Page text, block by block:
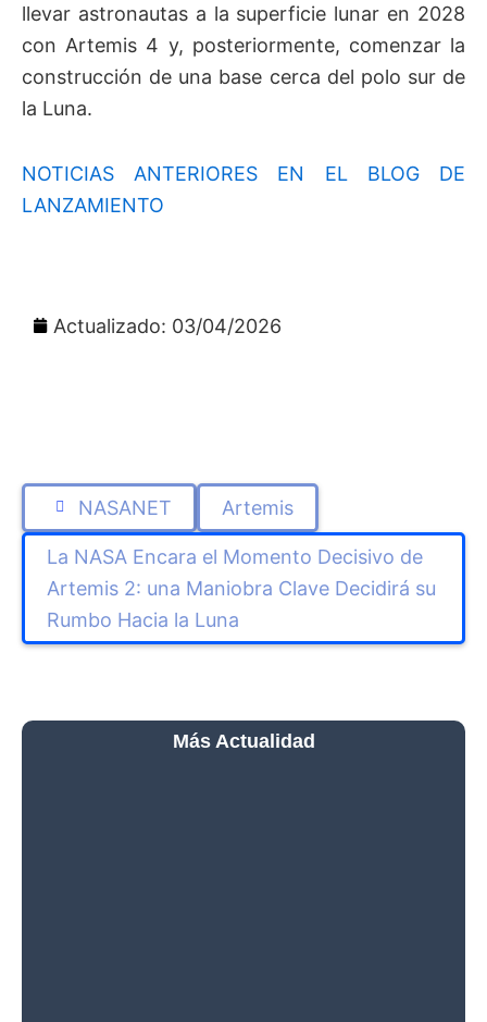
Más Actualidad
llevar astronautas a la superficie lunar en 2028
con Artemis 4 y, posteriormente, comenzar la
construcción de una base cerca del polo sur de
la Luna.
NOTICIAS ANTERIORES EN EL BLOG DE
LANZAMIENTO
Actualizado: 03/04/2026
NASANET Artemis
La NASA Encara el Momento Decisivo de
Artemis 2: una Maniobra Clave Decidirá su
Rumbo Hacia la Luna